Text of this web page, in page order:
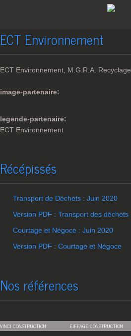
ECT Environnement
ECT Environnement, M.G.R.A. Recyclage
image-partenaire:
legende-partenaire:
ECT Environnement
Récépissés
Transport de Déchets : Juin 2020
Version PDF : Transport des déchets
Courtage et Négoce : Juin 2020
Version PDF : Courtage et Négoce
Nos références
VINCI CONSTRUCTION EIFFAGE CONSTRUCTION